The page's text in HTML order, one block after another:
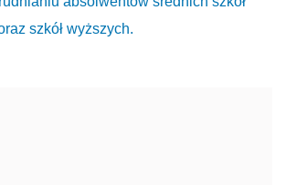
szkół wyższych.